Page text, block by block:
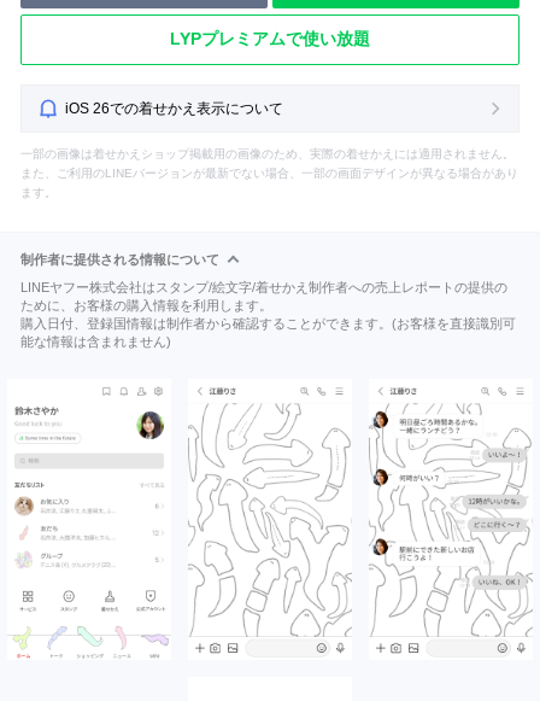
LYPプレミアムで使い放題
iOS 26での着せかえ表示について
一部の画像は着せかえショップ掲載用の画像のため、実際の着せかえには適用されません。
また、ご利用のLINEバージョンが最新でない場合、一部の画面デザインが異なる場合があり
ます。
制作者に提供される情報について
LINEヤフー株式会社はスタンプ/絵文字/着せかえ制作者への売上レポートの提供の
ために、お客様の購入情報を利用します。
購入日付、登録国情報は制作者から確認することができます。(お客様を直接識別可
能な情報は含まれません)